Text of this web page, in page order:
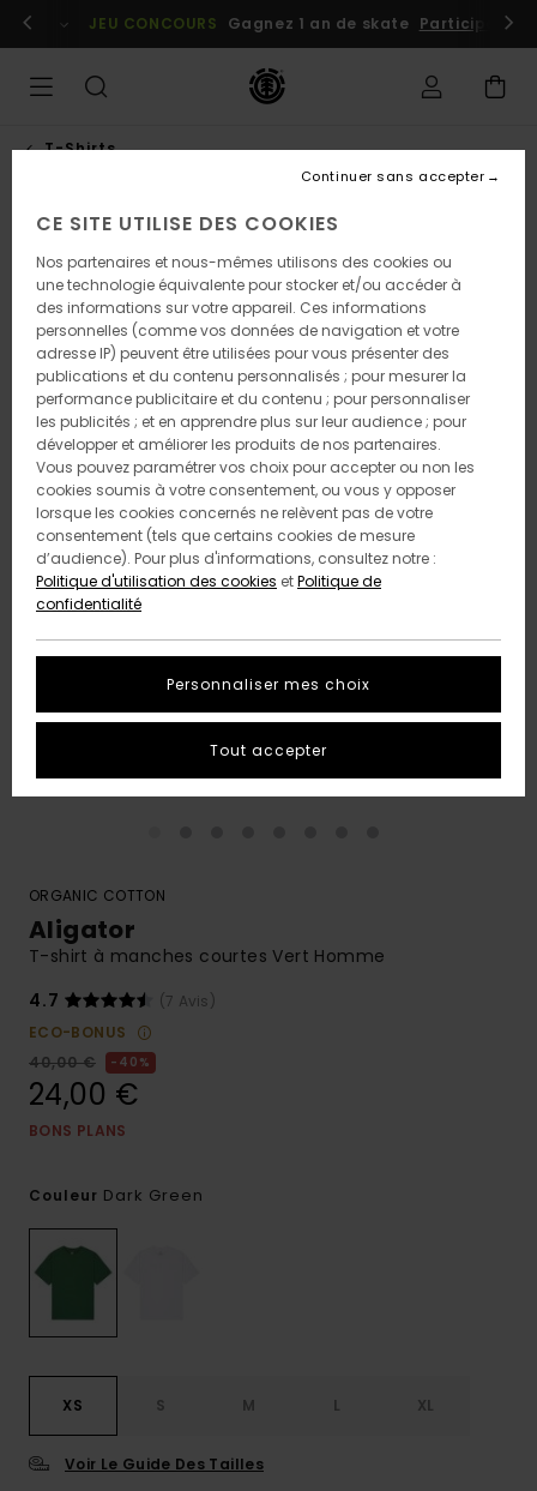
l'information
Se connecter / s'inscrire
JEU CONCOURS Gagnez 1 an de skate Participez
T-Shirts
ORGANIC COTTON
Aligator
T-shirt à manches courtes Vert Homme
4.7
(7 Avis)
ECO-BONUS
40,00 €
40%
24,00 €
BONS PLANS
Couleur Dark Green
XS S M L XL
Voir Le Guide Des Tailles
CE SITE UTILISE DES COOKIES
Nos partenaires et nous-mêmes utilisons des cookies ou
une technologie équivalente pour stocker et/ou accéder à
des informations sur votre appareil. Ces informations
personnelles (comme vos données de navigation et votre
adresse IP) peuvent être utilisées pour vous présenter des
publications et du contenu personnalisés ; pour mesurer la
performance publicitaire et du contenu ; pour personnaliser
les publicités ; et en apprendre plus sur leur audience ; pour
développer et améliorer les produits de nos partenaires.
Vous pouvez paramétrer vos choix pour accepter ou non les
cookies soumis à votre consentement, ou vous y opposer
lorsque les cookies concernés ne relèvent pas de votre
consentement (tels que certains cookies de mesure
d’audience). Pour plus d'informations, consultez notre :
Politique d'utilisation des cookies etPolitique de
confidentialité
Personnaliser mes choix
Continuer sans accepter
Tout accepter